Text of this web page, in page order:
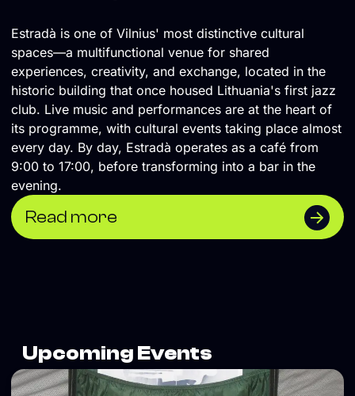
Estradà is one of Vilnius' most distinctive cultural
spaces—a multifunctional venue for shared
experiences, creativity, and exchange, located in the
historic building that once housed Lithuania's first jazz
club. Live music and performances are at the heart of
its programme, with cultural events taking place almost
every day. By day, Estradà operates as a café from
9:00 to 17:00, before transforming into a bar in the
evening.
Read more
Upcoming Events